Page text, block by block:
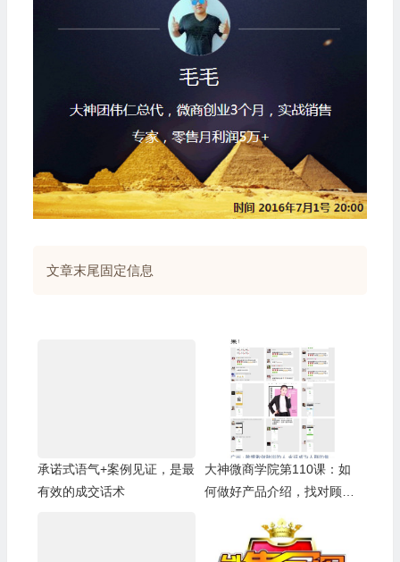
文章末尾固定信息
承诺式语气+案例见证，是最
有效的成交话术
大神微商学院第110课：如
何做好产品介绍，找对顾客